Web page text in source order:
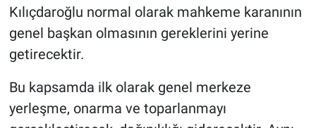
Kılıçdaroğlu normal olarak mahkeme karanının
genel başkan olmasının gereklerini yerine
getirecektir.
Bu kapsamda ilk olarak genel merkeze
yerleşme, onarma ve toparlanmayı